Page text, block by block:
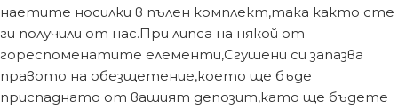
наетите носилки в пълен комплект,така както сте
ги получили от нас.При липса на някой от
гореспоменатите елементи,Сгушени си запазва
правото на обезщетение,което ще бъде
приспаднато от вашият депозит,като ще бъдете